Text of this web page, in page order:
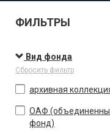
ФИЛЬТРЫ
Вид фонда
Сбросить фильтр
архивная
ОАФ
фонд)